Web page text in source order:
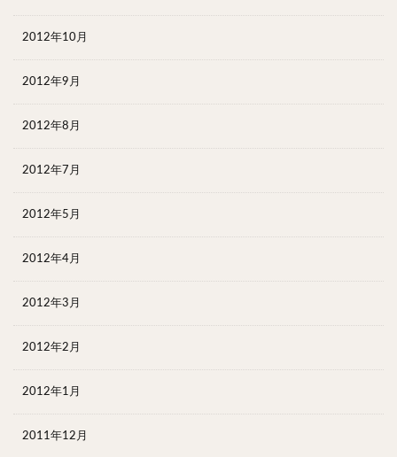
2012年10月
2012年9月
2012年8月
2012年7月
2012年5月
2012年4月
2012年3月
2012年2月
2012年1月
2011年12月